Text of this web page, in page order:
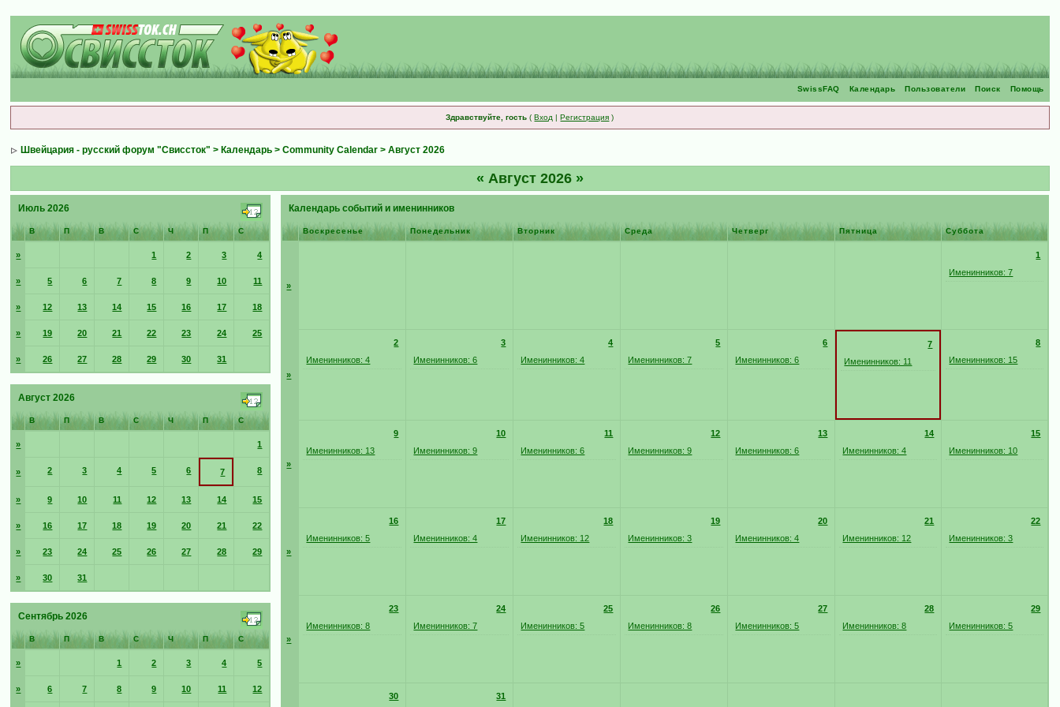
Помощь
Поиск
Пользователи
Календарь
SwissFAQ
Здравствуйте, гость (Вход |Регистрация )
Швейцария - русский форум "Свиссток" > Календарь >Community Calendar > Август 2026
« Август 2026 »
Июль 2026
В П В С Ч П С
» 1 2 3 4
» 5 6 7 8 9 10 11
» 12 13 14 15 16 17 18
» 19 20 21 22 23 24 25
» 26 27 28 29 30 31
Август 2026
В П В С Ч П С
» 1
» 2 3 4 5 6 7 8
» 9 10 11 12 13 14 15
» 16 17 18 19 20 21 22
» 23 24 25 26 27 28 29
» 30 31
Сентябрь 2026
В П В С Ч П С
» 1 2 3 4 5
» 6 7 8 9 10 11 12
Календарь событий и именинников
Воскресенье Понедельник Вторник Среда Четверг Пятница Суббота
»
1
Именинников: 7
»
2
Именинников: 4
3
Именинников: 6
4
Именинников: 4
5
Именинников: 7
6
Именинников: 6
7
Именинников: 11
8
Именинников: 15
»
9
Именинников: 13
10
Именинников: 9
11
Именинников: 6
12
Именинников: 9
13
Именинников: 6
14
Именинников: 4
15
Именинников: 10
»
16
Именинников: 5
17
Именинников: 4
18
Именинников: 12
19
Именинников: 3
20
Именинников: 4
21
Именинников: 12
22
Именинников: 3
»
23
Именинников: 8
24
Именинников: 7
25
Именинников: 5
26
Именинников: 8
27
Именинников: 5
28
Именинников: 8
29
Именинников: 5
30 31